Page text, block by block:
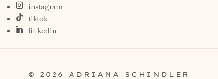
instagram
tiktok
linkedin
© 2026 ADRIANA SCHINDLER